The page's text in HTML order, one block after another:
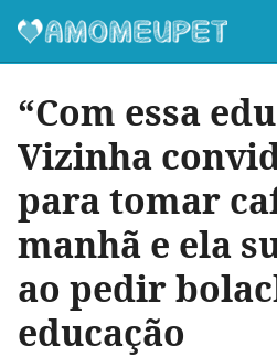
“Com essa
Vizinha
para tomar
manhã e ela
ao pedir
educação